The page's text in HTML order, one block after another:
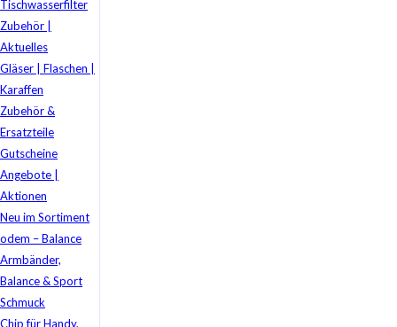
Tischwasserfilter
Zubehör |
Aktuelles
Gläser | Flaschen |
Karaffen
Zubehör &
Ersatzteile
Gutscheine
Angebote |
Aktionen
Neu im Sortiment
odem – Balance
Armbänder,
Balance & Sport
Schmuck
Chip für Handy,